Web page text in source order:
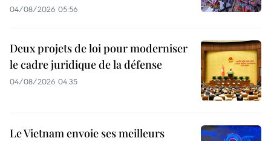
04/08/2026 05:56
Deux projets de loi pour moderniser
le cadre juridique de la défense
04/08/2026 04:35
Le Vietnam envoie ses meilleurs